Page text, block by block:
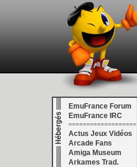
EmuFrance Forum
EmuFrance IRC
===================
Actus Jeux Vidéos
Arcade Fans
Amiga Museum
Arkames Trad.